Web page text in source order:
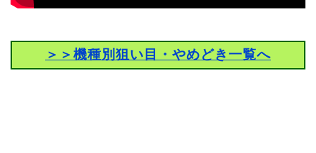
＞＞機種別狙い目・やめどき一覧へ